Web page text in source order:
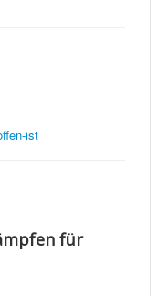
ist
für